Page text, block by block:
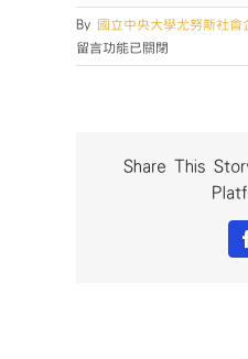
By 國立中央大學尤努斯社會
留言功能已關閉
Share This